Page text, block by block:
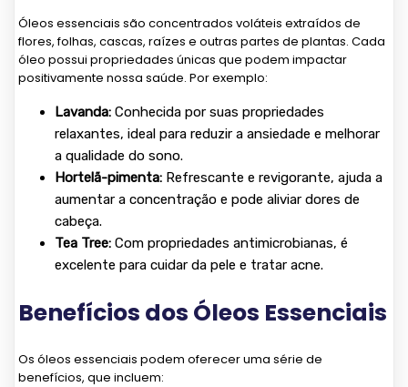
Óleos essenciais são concentrados voláteis extraídos de
flores, folhas, cascas, raízes e outras partes de plantas. Cada
óleo possui propriedades únicas que podem impactar
positivamente nossa saúde. Por exemplo:
Lavanda: Conhecida por suas propriedades
relaxantes, ideal para reduzir a ansiedade e melhorar
a qualidade do sono.
Hortelã-pimenta: Refrescante e revigorante, ajuda a
aumentar a concentração e pode aliviar dores de
cabeça.
Tea Tree: Com propriedades antimicrobianas, é
excelente para cuidar da pele e tratar acne.
Benefícios dos Óleos Essenciais
Os óleos essenciais podem oferecer uma série de
benefícios, que incluem: